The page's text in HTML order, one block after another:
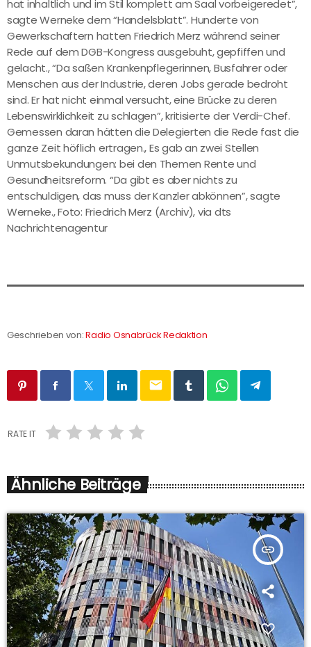
hat inhaltlich und im Stil komplett am Saal vorbeigeredet”,
sagte Werneke dem “Handelsblatt”. Hunderte von
Gewerkschaftern hatten Friedrich Merz während seiner
Rede auf dem DGB-Kongress ausgebuht, gepfiffen und
gelacht., “Da saßen Krankenpflegerinnen, Busfahrer oder
Menschen aus der Industrie, deren Jobs gerade bedroht
sind. Er hat nicht einmal versucht, eine Brücke zu deren
Lebenswirklichkeit zu schlagen”, kritisierte der Verdi-Chef.
Gemessen daran hätten die Delegierten die Rede fast die
ganze Zeit höflich ertragen., Es gab an zwei Stellen
Unmutsbekundungen: bei den Themen Rente und
Gesundheitsreform. “Da gibt es aber nichts zu
entschuldigen, das muss der Kanzler abkönnen”, sagte
Werneke., Foto: Friedrich Merz (Archiv), via dts
Nachrichtenagentur
Geschrieben von:Radio Osnabrück Redaktion
email
RATE IT
Ähnliche Beiträge
insert_link